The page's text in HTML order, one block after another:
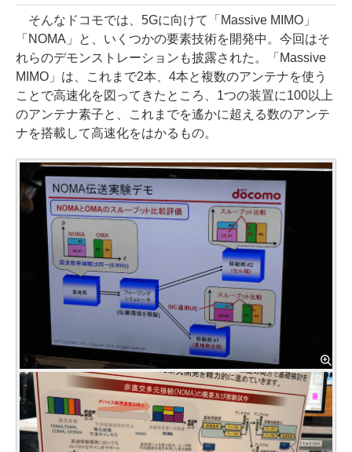
そんなドコモでは、5Gに向けて「Massive MIMO」
「NOMA」と、いくつかの要素技術を開発中。今回はそ
れらのデモンストレーションも披露された。「Massive
MIMO」は、これまで2本、4本と複数のアンテナを使う
ことで高速化を図ってきたところ、1つの装置に100以上
のアンテナ素子と、これまでを遙かに超える数のアンテ
ナを搭載して高速化をはかるもの。